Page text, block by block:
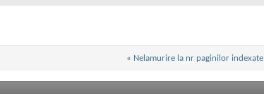
« Nelamurire la nr paginilor indexate